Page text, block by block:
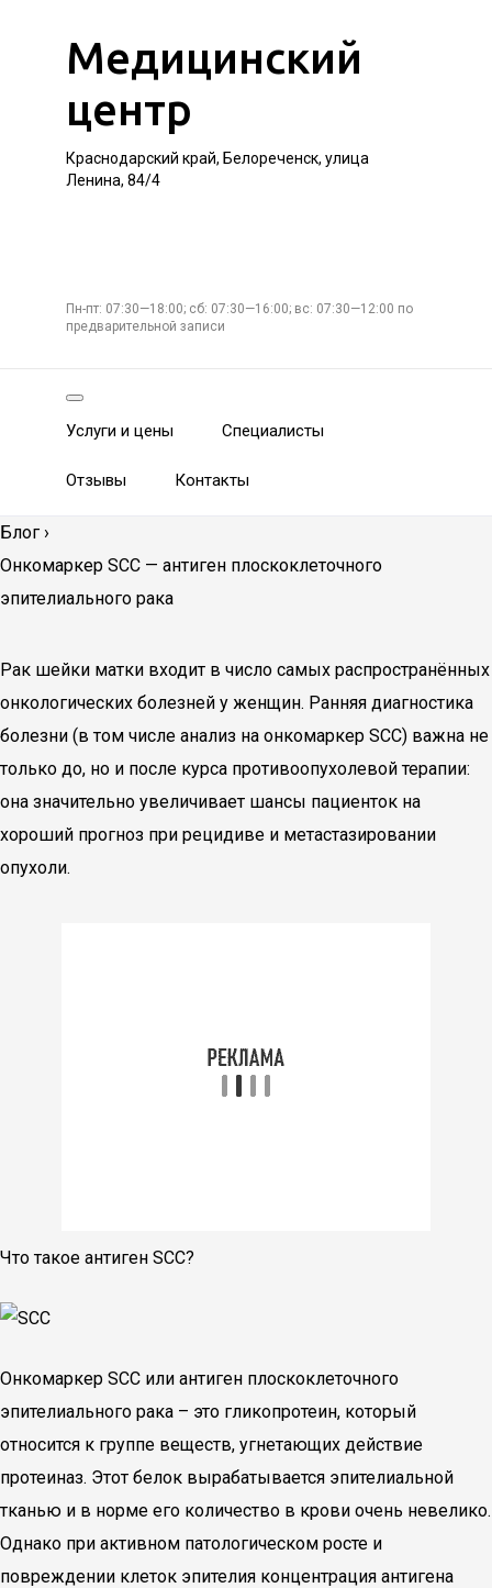
Медицинский
центр
Краснодарский край, Белореченск, улица
Ленина, 84/4
Пн-пт: 07:30—18:00; сб: 07:30—16:00; вс: 07:30—12:00 по
предварительной записи
Услуги и цены Специалисты
Отзывы Контакты
Блог ›
Онкомаркер SCC — антиген плоскоклеточного
эпителиального рака
Рак шейки матки входит в число самых распространённых
онкологических болезней у женщин. Ранняя диагностика
болезни (в том числе анализ на онкомаркер SCC) важна не
только до, но и после курса противоопухолевой терапии:
она значительно увеличивает шансы пациенток на
хороший прогноз при рецидиве и метастазировании
опухоли.
Что такое антиген SCC?
Онкомаркер SCC или антиген плоскоклеточного
эпителиального рака – это гликопротеин, который
относится к группе веществ, угнетающих действие
протеиназ. Этот белок вырабатывается эпителиальной
тканью и в норме его количество в крови очень невелико.
Однако при активном патологическом росте и
повреждении клеток эпителия концентрация антигена